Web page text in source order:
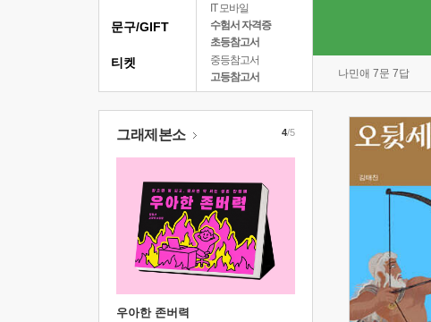
IT 모바일
수험서 자격증
초등참고서
중등참고서
고등참고서
나민애 7문 7답
문구/GIFT
티켓
그래제본소
우아한 존버력
4/5